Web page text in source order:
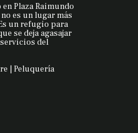
Plaza Raimundo
es un lugar más
un refugio para
se deja agasajar
del
| Peluquería